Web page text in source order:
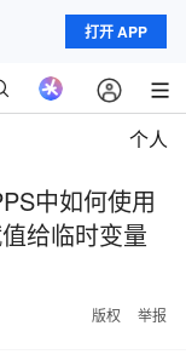
打开 APP
个人
中如何使用
给临时变量
版权 举报